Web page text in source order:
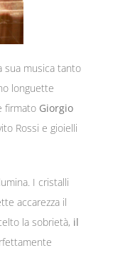
sua musica tanto
longuette
firmato Giorgio
Rossi e gioielli
I cristalli
accarezza il
la sobrietà, il